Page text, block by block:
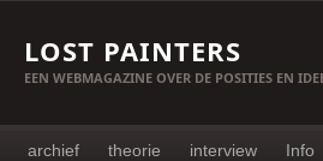
LOST PAINTERS
EEN WEBMAGAZINE OVER DE POSITIES EN
archief theorie interview Info